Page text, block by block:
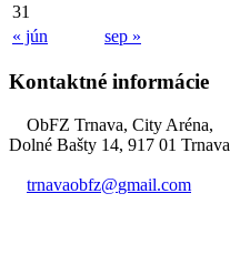
« jún sep »
31
Kontaktné informácie
ObFZ Trnava, City Aréna,
Dolné Bašty 14, 917 01 Trnava
trnavaobfz@gmail.com